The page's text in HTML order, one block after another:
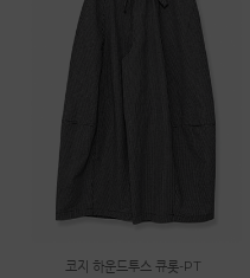
코지 하운드투스 큐롯-PT